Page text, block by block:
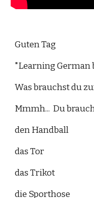
Guten Tag
"Learning German
Was brauchst du
Mmmh...  Du
den Handball
das Tor
das Trikot
die Sporthose